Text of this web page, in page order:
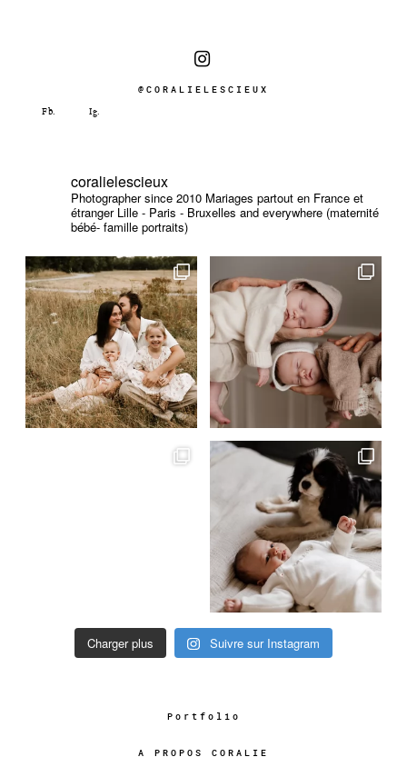
@CORALIELESCIEUX
coralielescieux
Photographer since 2010 Mariages partout en France et
étranger Lille - Paris - Bruxelles and everywhere (maternité
bébé- famille portraits)
Charger plus Suivre sur Instagram
Portfolio
A PROPOS CORALIE